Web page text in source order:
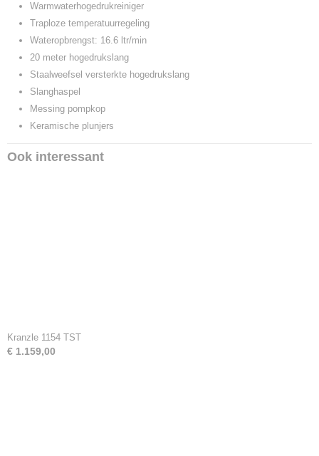
Warmwaterhogedrukreiniger
Traploze temperatuurregeling
Wateropbrengst: 16.6 ltr/min
20 meter hogedrukslang
Staalweefsel versterkte hogedrukslang
Slanghaspel
Messing pompkop
Keramische plunjers
Ook interessant
Kranzle 1154 TST
€ 1.159,00